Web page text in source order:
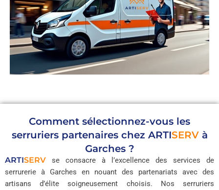
Comment sélectionnez-vous les
serruriers partenaires chez ARTISERVà
Garches ?
ARTISERV se consacre à l’excellence des services de
serrurerie à Garches en nouant des partenariats avec des
artisans d’élite soigneusement choisis. Nos serruriers